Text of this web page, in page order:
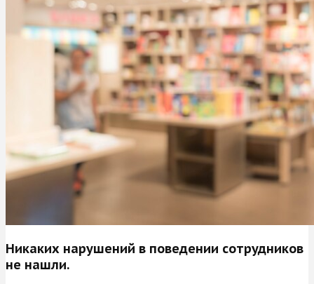
Никаких нарушений в поведении сотрудников
не нашли.